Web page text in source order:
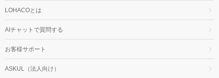
LOHACOとは
AIチャットで質問する
お客様サポート
ASKUL（法人向け）